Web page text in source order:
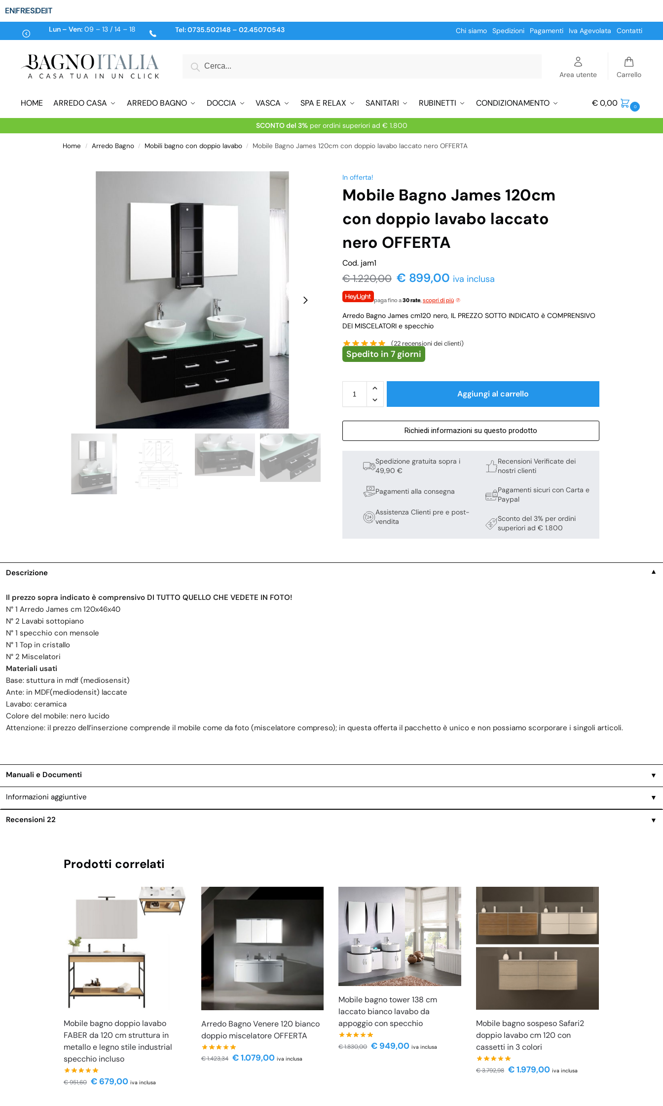
ENFRESDEIT
Lun – Ven:09 – 13 / 14 – 18 Tel:0735.502148 – 02.45070543 Chi siamo Spedizioni Pagamenti Iva Agevolata Contatti
Area utente Carrello
HOME ARREDO CASA ARREDO BAGNO DOCCIA VASCA SPA E RELAX SANITARI RUBINETTI CONDIZIONAMENTO €0,00 0
SCONTO del 3%per ordini superiori ad € 1.800
Home / Arredo Bagno / Mobili bagno con doppio lavabo / Mobile Bagno James 120cm con doppio lavabo laccato nero OFFERTA
In offerta!
Mobile Bagno James 120cm
con doppio lavabo laccato
nero OFFERTA
Cod. jam1
€1.220,00 € 899,00 iva inclusa
paga fino a30 rate, scopri di più
Arredo Bagno James cm120 nero, IL PREZZO SOTTO INDICATO è COMPRENSIVO
DEI MISCELATORI e specchio
(22 recensioni dei clienti)
Spedito in 7 giorni
Aggiungi al carrello
Richiedi informazioni su questo prodotto
Spedizione gratuita sopra i
49,90 €
Pagamenti alla consegna
Assistenza Clienti pre e post-
vendita
Recensioni Verificate dei
nostri clienti
Pagamenti sicuri con Carta e
Paypal
Sconto del 3% per ordini
superiori ad € 1.800
Descrizione ▼
Il prezzo sopra indicato è comprensivo DI TUTTO QUELLO CHE VEDETE IN FOTO!
N° 1 Arredo James cm 120x46x40
N° 2 Lavabi sottopiano
N° 1 specchio con mensole
N° 1 Top in cristallo
N° 2 Miscelatori
Materiali usati
Base: stuttura in mdf (mediosensit)
Ante: in MDF(mediodensit) laccate
Lavabo: ceramica
Colore del mobile: nero lucido
Attenzione: il prezzo dell’inserzione comprende il mobile come da foto (miscelatore compreso); in questa offerta il pacchetto è unico e non possiamo scorporare i singoli articoli.
Manuali e Documenti ▼
Informazioni aggiuntive ▼
Recensioni 22 ▼
Prodotti correlati
Mobile bagno doppio lavabo
FABER da 120 cm struttura in
metallo e legno stile industrial
specchio incluso
€951,60 €679,00 iva inclusa
Arredo Bagno Venere 120 bianco
doppio miscelatore OFFERTA
€1.423,34 €1.079,00 iva inclusa
Mobile bagno tower 138 cm
laccato bianco lavabo da
appoggio con specchio
€1.830,00 € 949,00 iva inclusa
Mobile bagno sospeso Safari2
doppio lavabo cm 120 con
cassetti in 3 colori
€3.792,98 €1.979,00 iva inclusa